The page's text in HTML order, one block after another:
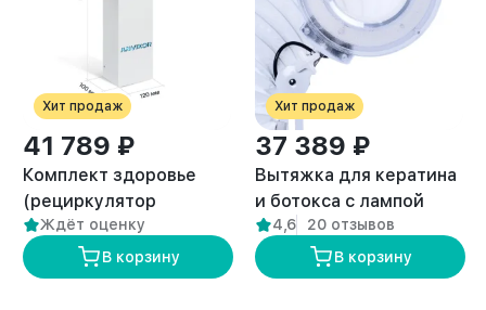
Хит продаж
41 789 ₽
Комплект здоровье
(рециркулятор
воздуха и вытяжка
премиум VC-AIR-3)
Ждёт оценку
В корзину
Хит продаж
37 389 ₽
Вытяжка для кератина
и ботокса с лампой
“ANVIKOR VC-AIR-5”
4,6
20 отзывов
В корзину